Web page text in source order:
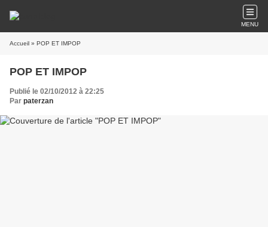
MENU
Accueil » POP ET IMPOP
POP ET IMPOP
Publié le 02/10/2012 à 22:25
Par paterzan